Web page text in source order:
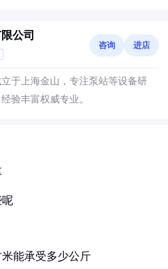
公司
咨询 进店
于上海金山，专注泵站等设备研
验丰富权威专业。
呢
能承受多少公斤